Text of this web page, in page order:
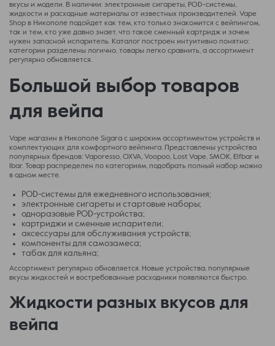
вкусы и модели. В наличии: электронные сигареты, POD-системы,
жидкости и расходные материалы от известных производителей. Vape
Shop в Никополе подойдет как тем, кто только знакомится с вейпингом,
так и тем, кто уже давно знает, что такое сменный картридж и зачем
нужен запасной испаритель. Каталог построен интуитивно понятно:
категории разделены логично, товары легко сравнить, а ассортимент
регулярно обновляется.
Большой выбор товаров
для вейпа
Vape магазин в Никополе Sigara c широким ассортиментом устройств и
комплектующих для комфортного вейпинга. Представлены устройства
популярных брендов: Vaporesso, OXVA, Voopoo, Lost Vape, SMOK, Elfbar и
Ibar. Товар распределен по категориям, подобрать полный набор можно
в одном месте.
POD-системы для ежедневного использования;
электронные сигареты и стартовые наборы;
одноразовые POD-устройства;
картриджи и сменные испарители;
аксессуары для обслуживания устройств;
компоненты для самозамеса;
табак для кальяна;
Ассортимент регулярно обновляется. Новые устройства, популярные
вкусы жидкостей и востребованные расходники появляются быстро.
Жидкости разных вкусов для
вейпа